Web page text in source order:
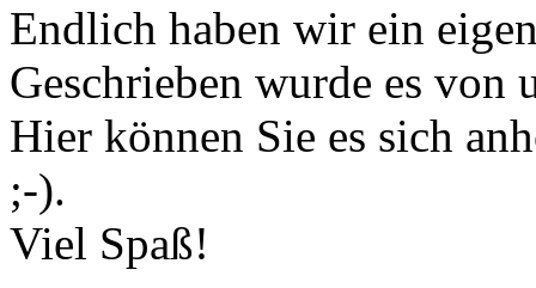
Endlich haben wir ein
Geschrieben wurde es
Hier können Sie es sich
;-).
Viel Spaß!